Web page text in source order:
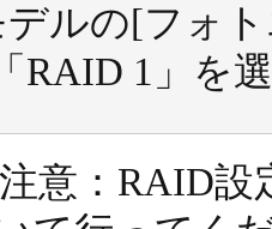
デルの[フォ
RAID 1」を
意：RAID設